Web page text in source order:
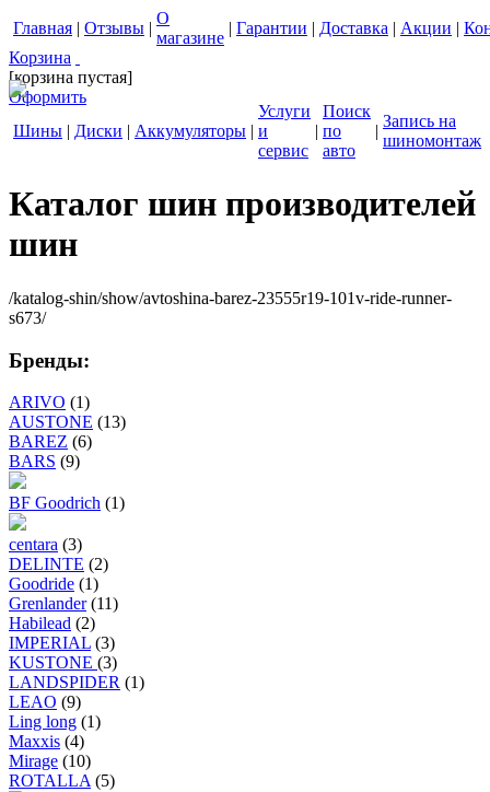
Главная | Отзывы |
О
магазине
| Гарантии | Доставка | Акции |
Корзина
[корзина пустая]
Оформить
Шины | Диски | Аккумуляторы |
Услуги
и
сервис
|
Поиск
по
авто
|
Запись на
шиномонтаж
Каталог шин производителей
шин
/katalog-shin/show/avtoshina-barez-23555r19-101v-ride-runner-
s673/
Бренды:
ARIVO (1)
AUSTONE (13)
BAREZ (6)
BARS (9)
BF Goodrich (1)
centara (3)
DELINTE (2)
Goodride (1)
Grenlander (11)
Habilead (2)
IMPERIAL (3)
KUSTONE (3)
LANDSPIDER (1)
LEAO (9)
Ling long (1)
Maxxis (4)
Mirage (10)
ROTALLA (5)